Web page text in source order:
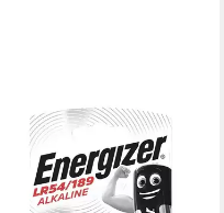
ENERGIZER
Spezial Alkali Knopfzelle, (1.5
V, 2 St), 189 / LR54, 1,5 V,
Alkali, lange Lebensdauer